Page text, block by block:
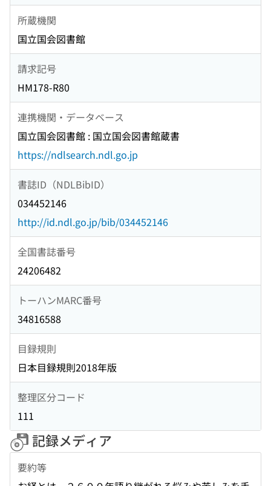
所蔵機関
国立国会図書館
請求記号
HM178-R80
連携機関・データベース
国立国会図書館 : 国立国会図書館蔵書
https://ndlsearch.ndl.go.jp
書誌ID（NDLBibID）
034452146
http://id.ndl.go.jp/bib/034452146
全国書誌番号
24206482
トーハンMARC番号
34816588
目録規則
日本目録規則2018年版
整理区分コード
111
記録メディア
要約等